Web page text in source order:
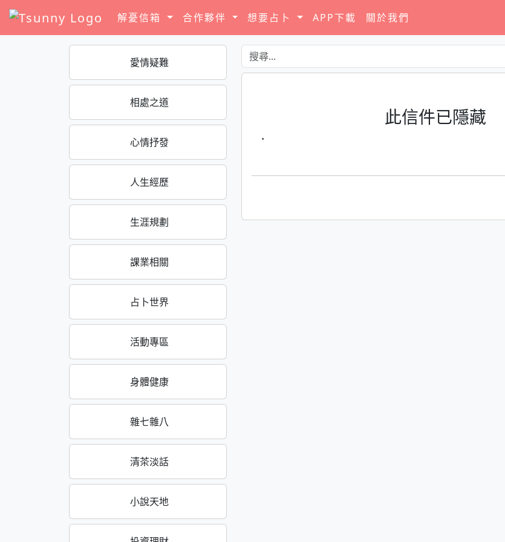
解憂信箱 合作夥伴 想要占卜 APP下載 關於我們
愛情疑難
相處之道
心情抒發
人生經歷
生涯規劃
課業相關
占卜世界
活動專區
身體健康
雜七雜八
清茶淡話
小說天地
此信件已隱藏
·